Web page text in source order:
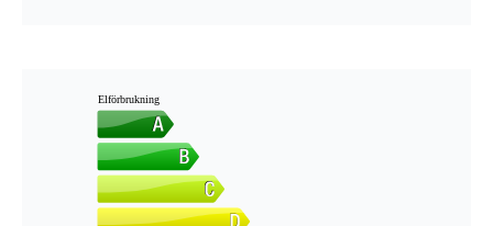
Elförbrukning